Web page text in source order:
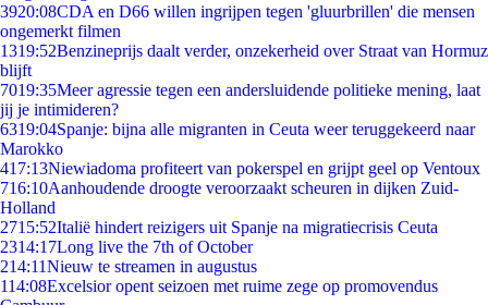
3920:08CDA en D66 willen ingrijpen tegen 'gluurbrillen' die mensen
ongemerkt filmen
1319:52Benzineprijs daalt verder, onzekerheid over Straat van Hormuz
blijft
7019:35Meer agressie tegen een andersluidende politieke mening, laat
jij je intimideren?
6319:04Spanje: bijna alle migranten in Ceuta weer teruggekeerd naar
Marokko
417:13Niewiadoma profiteert van pokerspel en grijpt geel op Ventoux
716:10Aanhoudende droogte veroorzaakt scheuren in dijken Zuid-
Holland
2715:52Italië hindert reizigers uit Spanje na migratiecrisis Ceuta
2314:17Long live the 7th of October
214:11Nieuw te streamen in augustus
114:08Excelsior opent seizoen met ruime zege op promovendus